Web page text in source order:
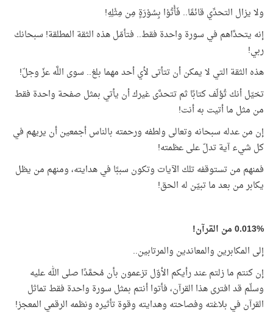
ولا يزال التحدِّي قائمًا.. فَأْتُوْا بِسُوْرَةٍ مِن مِثْلِهِ!
إنه يتحدَّاهم في سورة واحدة فقط.. فتأمّل هذه الثقة المطلقة! سبحانك
ربي!
هذه الثقة التي لا يمكن أن تتأتى لأي أحد مهما بلغ.. سوى اللَّه عزّ وجلّ!
تخيّل أنك تُؤلّف كتابًا ثم تتحدَّى غيرك أن يأتي بمثل صفحة واحدة فقط
من مثل ما أتيت به أنت!
إن من عدله سبحانه وتعالى ولطفه ورحمته بالناس أجمعين أن يريهم في
كل شيء آية تدلّ على عظمته!
فمنهم من تستوقفه تلك الآيات وتكون سببًا في هدايته، ومنهم من يظل
يكابر من بعد ما تبيّن له الحق!
0.013% من القرآن!
إلى المكابرين والمعاندين والمرتابين..
إن كنتم ما زلتم عند رأيكم الأوّل تزعمون بأن مُحمَّدًا صلى الله عليه
وسلّم قد افترى هذا القرآن، فأتوا أنتم بمثل سورة واحدة فقط تماثل
القرآن في بلاغته وفصاحته وهدايته وقوة تأثيره ونظمه الرقمي المعجز!